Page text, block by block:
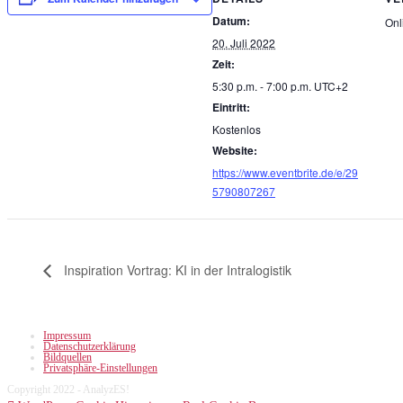
Datum:
20. Juli 2022
Zeit:
5:30 p.m. - 7:00 p.m. UTC+2
Eintritt:
Kostenlos
Website:
https://www.eventbrite.de/e/29
5790807267
Inspiration Vortrag: KI in der Intralogistik
Impressum
Datenschutzerklärung
Bildquellen
Privatsphäre-Einstellungen
Copyright 2022 - AnalyzES!